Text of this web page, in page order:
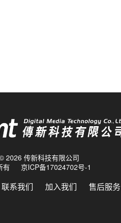
2026 传新科技有限公司
有
京ICP备17024702号-1
联系我们 加入我们 售后服务